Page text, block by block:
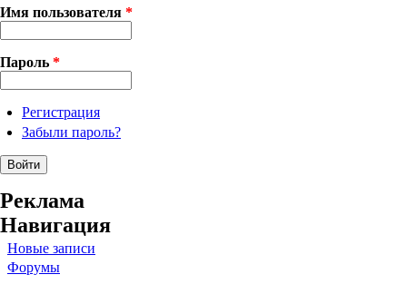
Имя пользователя *
Пароль *
Регистрация
Забыли пароль?
Реклама
Навигация
Новые записи
Форумы